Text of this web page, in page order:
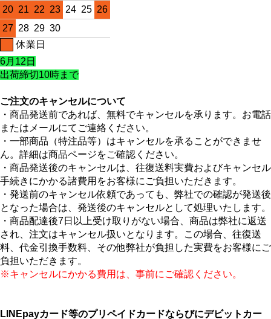
20 21 22 23 24 25 26
27 28 29 30
休業日
6月12日
出荷締切10時まで
ご注文のキャンセルについて
・商品発送前であれば、無料でキャンセルを承ります。お電話
またはメールにてご連絡ください。
・一部商品（特注品等）はキャンセルを承ることができませ
ん。詳細は商品ページをご確認ください。
・商品発送後のキャンセルは、往復送料実費およびキャンセル
手続きにかかる諸費用をお客様にご負担いただきます。
・発送前のキャンセル依頼であっても、弊社での確認が発送後
となった場合は、発送後のキャンセルとして処理いたします。
・商品配達後7日以上受け取りがない場合、商品は弊社に返送
され、注文はキャンセル扱いとなります。この場合、往復送
料、代金引換手数料、その他弊社が負担した実費をお客様にご
負担いただきます。
※キャンセルにかかる費用は、事前にご確認ください。
LINEpayカード等のプリペイドカードならびにデビットカー